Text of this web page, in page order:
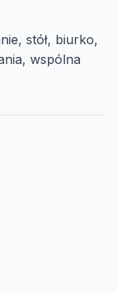
stół, biurko,
wspólna